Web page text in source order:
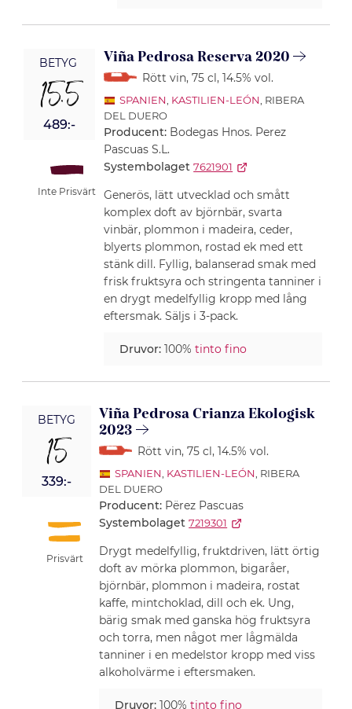
BETYG
15.5
489:-
Inte Prisvärt
Viña Pedrosa Reserva 2020
Rött vin, 75 cl, 14.5% vol.
SPANIEN KASTILIEN-LEÓN , RIBERA
DEL DUERO
Producent: Bodegas Hnos. Perez
Pascuas S.L.
Systembolaget 7621901
Generös, lätt utvecklad och smått
komplex doft av björnbär, svarta
vinbär, plommon i madeira, ceder,
blyerts plommon, rostad ek med ett
stänk dill. Fyllig, balanserad smak med
frisk fruktsyra och stringenta tanniner i
en drygt medelfyllig kropp med lång
eftersmak. Säljs i 3-pack.
Druvor:100%tinto fino
BETYG
15
339:-
Prisvärt
Viña Pedrosa Crianza Ekologisk
2023
Rött vin, 75 cl, 14.5% vol.
SPANIEN KASTILIEN-LEÓN , RIBERA
DEL DUERO
Producent: Përez Pascuas
Systembolaget 7219301
Drygt medelfyllig, fruktdriven, lätt örtig
doft av mörka plommon, bigaråer,
björnbär, plommon i madeira, rostat
kaffe, mintchoklad, dill och ek. Ung,
bärig smak med ganska hög fruktsyra
och torra, men något mer lågmälda
tanniner i en medelstor kropp med viss
alkoholvärme i eftersmaken.
Druvor:100%tinto fino